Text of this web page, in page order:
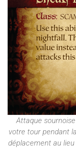
Attaque
votre tour pendant
déplacement au